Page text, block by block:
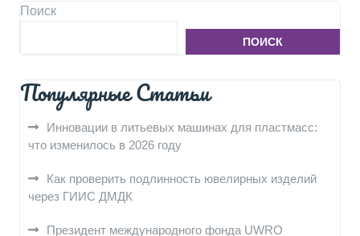
Поиск
ПОИСК
Популярные Статьи
Инновации в литьевых машинах для пластмасс:
что изменилось в 2026 году
Как проверить подлинность ювелирных изделий
через ГИИС ДМДК
Президент международного фонда UWRO